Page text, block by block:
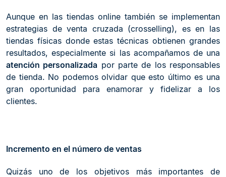
Aunque en las tiendas online también se implementan
estrategias de venta cruzada (crosselling), es en las
tiendas físicas donde estas técnicas obtienen grandes
resultados, especialmente si las acompañamos de una
atención personalizada por parte de los responsables
de tienda. No podemos olvidar que esto último es una
gran oportunidad para enamorar y fidelizar a los
clientes.
Incremento en el número de ventas
Quizás uno de los objetivos más importantes de